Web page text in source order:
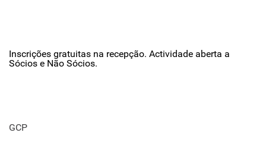
Inscrições gratuitas na recepção. Actividade aberta a
Sócios e Não Sócios.
GCP